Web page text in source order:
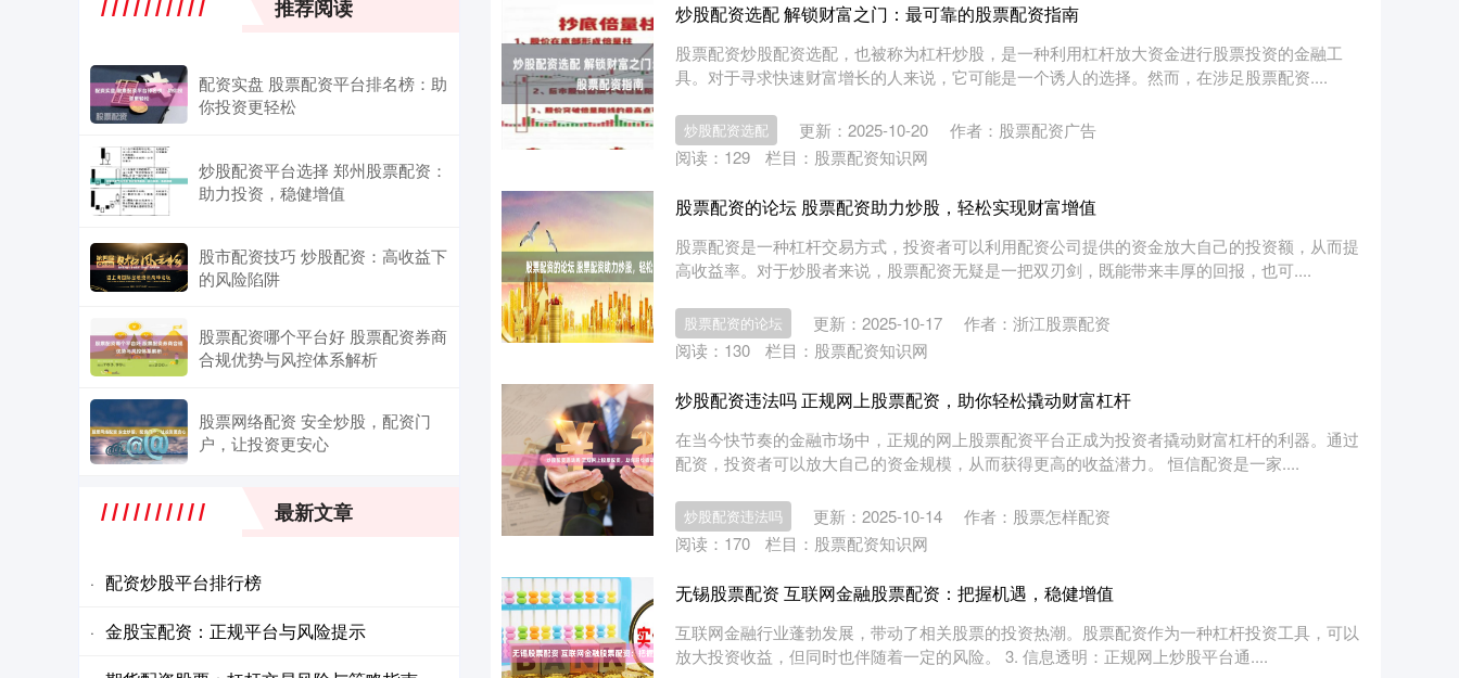
炒股配资选配 解锁财富之门：最可靠的股票配资指南
股票配资炒股配资选配，也被称为杠杆炒股，是一种利用杠杆放大资金进行股票投资的金融工
具。对于寻求快速财富增长的人来说，它可能是一个诱人的选择。然而，在涉足股票配资....
炒股配资选配 更新：2025-10-20
作者：股票配资广告
阅读： 129 栏目： 股票配资知识网
股票配资的论坛 股票配资助力炒股，轻松实现财富增值
股票配资是一种杠杆交易方式，投资者可以利用配资公司提供的资金放大自己的投资额，从而提
高收益率。对于炒股者来说，股票配资无疑是一把双刃剑，既能带来丰厚的回报，也可....
股票配资的论坛 更新：2025-10-17
作者：浙江股票配资
阅读： 130 栏目： 股票配资知识网
炒股配资违法吗 正规网上股票配资，助你轻松撬动财富杠杆
在当今快节奏的金融市场中，正规的网上股票配资平台正成为投资者撬动财富杠杆的利器。通过
配资，投资者可以放大自己的资金规模，从而获得更高的收益潜力。 恒信配资是一家....
炒股配资违法吗 更新：2025-10-14
作者：股票怎样配资
阅读： 170 栏目： 股票配资知识网
无锡股票配资 互联网金融股票配资：把握机遇，稳健增值
互联网金融行业蓬勃发展，带动了相关股票的投资热潮。股票配资作为一种杠杆投资工具，可以
放大投资收益，但同时也伴随着一定的风险。 3. 信息透明：正规网上炒股平台通....
推荐阅读
配资实盘 股票配资平台排名榜：助
你投资更轻松
炒股配资平台选择 郑州股票配资：
助力投资，稳健增值
股市配资技巧 炒股配资：高收益下
的风险陷阱
股票配资哪个平台好 股票配资券商
合规优势与风控体系解析
股票网络配资 安全炒股，配资门
户，让投资更安心
最新文章
· 配资炒股平台排行榜
· 金股宝配资：正规平台与风险提示